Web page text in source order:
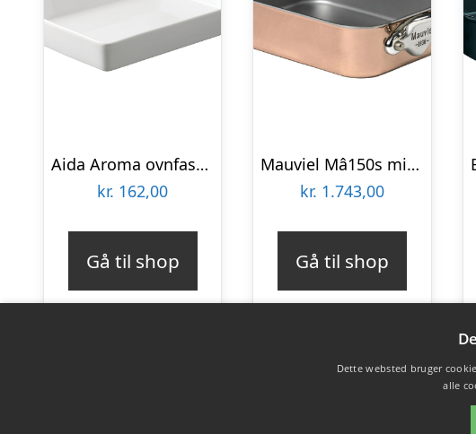
Aida Aroma ovnfast fad 35 x 25 cm
kr. 162,00
Gå til shop
Mauviel Mâ150s mini ovnfast fad, 18 x 14cm.
kr. 1.743,00
Gå til shop
Dette websted bruger
alle